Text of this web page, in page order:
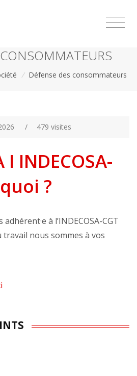
/ Défense des consommateurs
/ 479 visites
I INDECOSA-
?
à l’INDECOSA-CGT
travail nous sommes à vos